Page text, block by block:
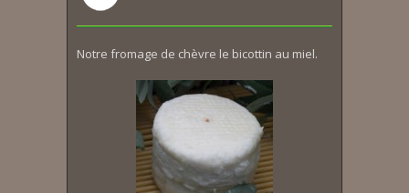
Notre fromage de chèvre le bicottin au miel.